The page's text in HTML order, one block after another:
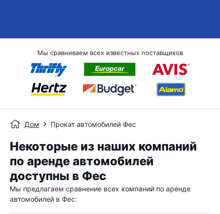
Мы сравниваем всех известных поставщиков
Дом Прокат автомобилей Фес
Некоторые из наших компаний
по аренде автомобилей
доступны в Фес
Мы предлагаем сравнение всех компаний по аренде
автомобилей в Фес: